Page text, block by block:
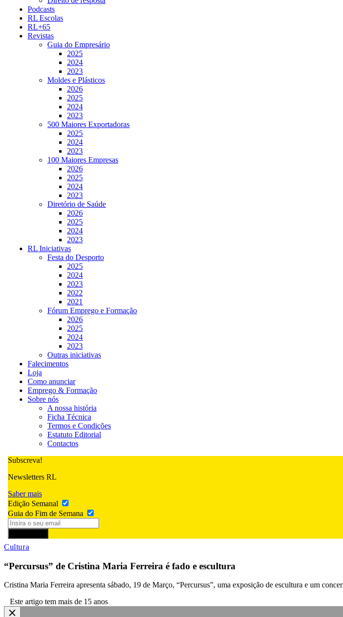
Podcasts
RL Escolas
RL+65
Revistas
Guia do Empresário
2025
2024
2023
Moldes e Plásticos
2026
2025
2024
2023
500 Maiores Exportadoras
2025
2024
2023
100 Maiores Empresas
2026
2025
2024
2023
Diretório de Saúde
2026
2025
2024
2023
RL Iniciativas
Festa do Desporto
2025
2024
2023
2022
2021
Fórum Emprego e Formação
2026
2025
2024
2023
Outras iniciativas
Falecimentos
Loja
Como anunciar
Emprego & Formação
Sobre nós
A nossa história
Ficha Técnica
Termos e Condições
Estatuto Editorial
Contactos
Subscreva!
Newsletters RL
Saber mais
Edição Semanal
Guia do Fim de Semana
Cultura
“Percursus” de Cristina Maria Ferreira é fado e escultura
Cristina Maria Ferreira apresenta sábado, 19 de Março, “Percursus”, uma exposição de escultura e um
Este artigo tem mais de 15 anos